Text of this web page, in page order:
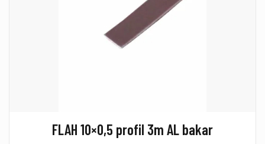
FLAH 10×0,5 profil 3m AL bakar